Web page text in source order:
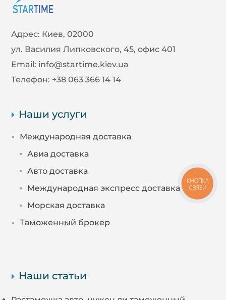
Адрес: Киев, 02000
ул. Василия Липковского, 45, офис 401
Email: info@startime.kiev.ua
Телефон: +38 063 366 14 14
Наши услуги
Международная доставка
Авиа доставка
Авто доставка
Международная экспресс доставка
Морская доставка
Таможенный брокер
Наши статьи
КНОПКА
СВЯЗИ